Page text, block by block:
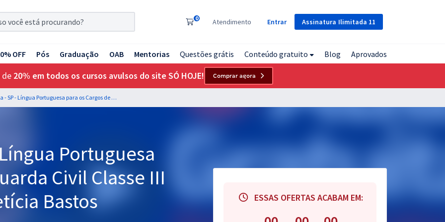
Assinatura Ilimitada 11
0 Atendimento Entrar
OFF Pós Graduação OAB Mentorias Questões grátis Conteúdo gratuito Blog Aprovados
de 20% em todos os cursos avulsos do site SÓ HOJE! Comprar agora
GCM de Cotia - SP - Língua Portuguesa para os Cargos de Guarda Civil Classe III com a Professora Letícia Bastos
Portuguesa
Civil Classe III
Bastos
ESSAS OFERTAS ACABAM EM: